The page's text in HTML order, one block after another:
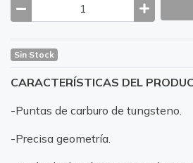
Sin Stock
CARACTERÍSTICAS DEL
-Puntas de carburo de tungsteno.
-Precisa geometría.